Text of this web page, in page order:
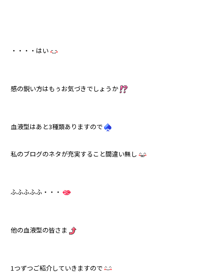
・・・・はい
感の鋭い方はもぅお気づきでしょうか
血液型はあと3種類ありますので
私のブログのネタが充実すること間違い無し
ふふふふふ・・・
他の血液型の皆さま
1つずつご紹介していきますので